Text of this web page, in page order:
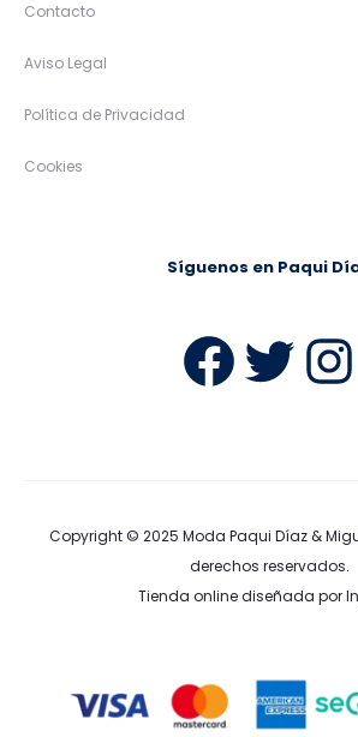
Contacto
Aviso Legal
Política de Privacidad
Cookies
Síguenos en Paqui
Copyright © 2025 Moda Paqui Díaz &
derechos reservados.
Tienda online diseñada por